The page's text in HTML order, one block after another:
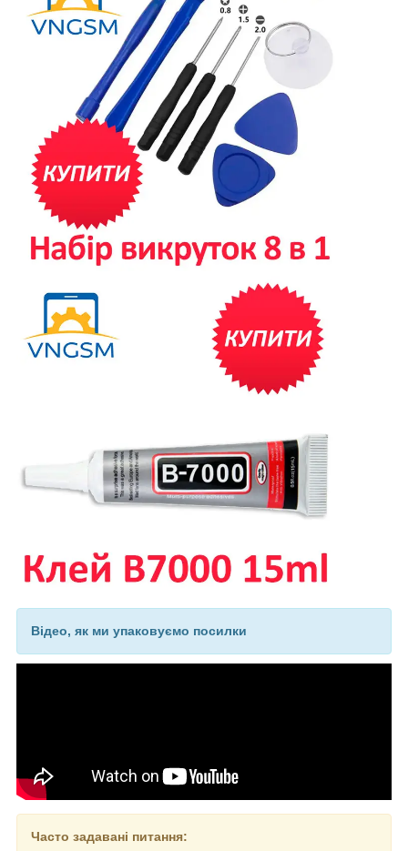
Відео, як ми упаковуємо посилки
Часто задавані питання: